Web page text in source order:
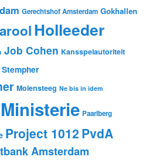
Gerechtshof Amsterdam Gokhallen
Holleeder
Job Cohen Kansspelautoriteit
Molensteeg Ne bis in idem
Paarlberg
Project 1012 PvdA
Amsterdam